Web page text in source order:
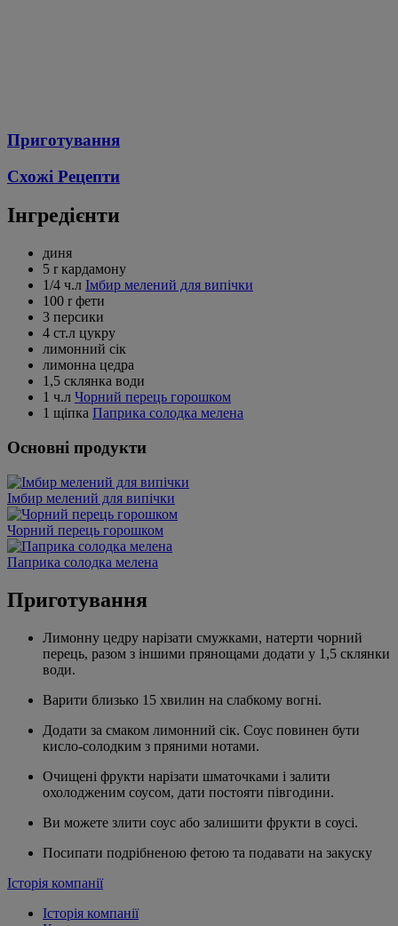
Приготування
Схожі Рецепти
Інгредієнти
диня
5 r кардамону
1/4 ч.л Імбир мелений для випічки
100 r фети
3 персики
4 ст.л цукру
лимонний сік
лимонна цедра
1,5 склянка води
1 ч.л Чорний перець горошком
1 щіпка Паприка солодка мелена
Основні продукти
Імбир мелений для випічки
Чорний перець горошком
Паприка солодка мелена
Приготування
Лимонну цедру нарізати смужками, натерти чорний
перець, разом з іншими прянощами додати у 1,5 склянки
води.
Варити близько 15 хвилин на слабкому вогні.
Додати за смаком лимонний сік. Соус повинен бути
кисло-солодким з пряними нотами.
Очищені фрукти нарізати шматочками і залити
охолодженим соусом, дати постояти півгодини.
Ви можете злити соус або залишити фрукти в соусі.
Посипати подрібненою фетою та подавати на закуску
Історія компанії
Історія компанії